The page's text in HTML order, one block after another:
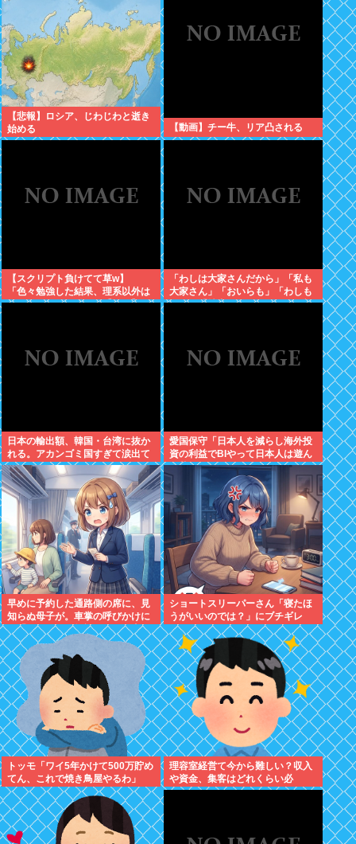
【悲報】ロシア、じわじわと逝き
始める
【動画】チー牛、リア凸される
【スクリプト負けてて草w】
「色々勉強した結果、理系以外は
エラー品だと気付いた【ガチ】」
「わしは大家さんだから」「私も
大家さん」「おいらも」「わしも
じゃ」「拙者も」こんなCMに騙
日本の輸出額、韓国・台湾に抜か
れる。アカンゴミ国すぎて涙出て
きた…
愛国保守「日本人を減らし海外投
資の利益でBIやって日本人は遊ん
で暮らすべき。移民は不要」
早めに予約した通路側の席に、見
知らぬ母子が。車掌の呼びかけに
も「目を閉じて無視」して居座ら
れました。無理やり奪われた席
は、結局“やったもん勝ち”にな
っ...
ショートスリーパーさん「寝たほ
うがいいのでは？」にブチギレ
トッモ「ワイ5年かけて500万貯め
てん、これで焼き鳥屋やるわ」
理容室経営て今から難しい？収入
や資金、集客はどれくらい必
要？？